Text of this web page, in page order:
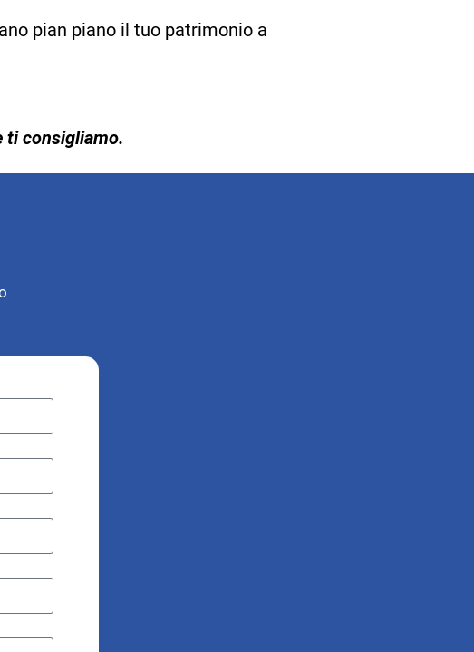
pian piano il tuo patrimonio a
ti consigliamo.